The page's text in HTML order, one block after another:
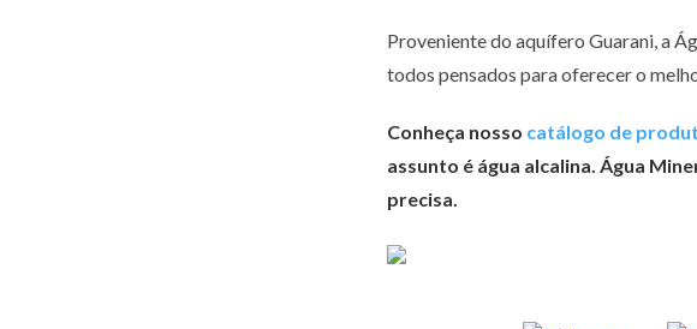
Proveniente do aquífero Guarani, a
todos pensados para oferecer o
Conheça nosso catálogo de
assunto é água alcalina. Água
precisa.